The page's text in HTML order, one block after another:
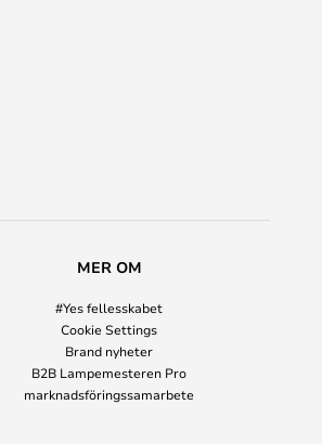
MER OM
#Yes fellesskabet
Cookie Settings
Brand nyheter
B2B Lampemesteren Pro
marknadsföringssamarbete